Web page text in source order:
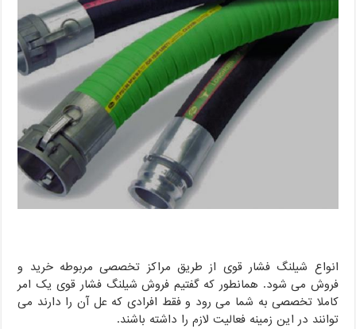
انواع شیلنگ فشار قوی از طریق مراکز تخصصی مربوطه خرید و
فروش می شود. همانطور که گفتیم فروش شیلنگ فشار قوی یک امر
کاملا تخصصی به شما می رود و فقط افرادی که عل آن را دارند می
توانند در این زمینه فعالیت لازم را داشته باشند.